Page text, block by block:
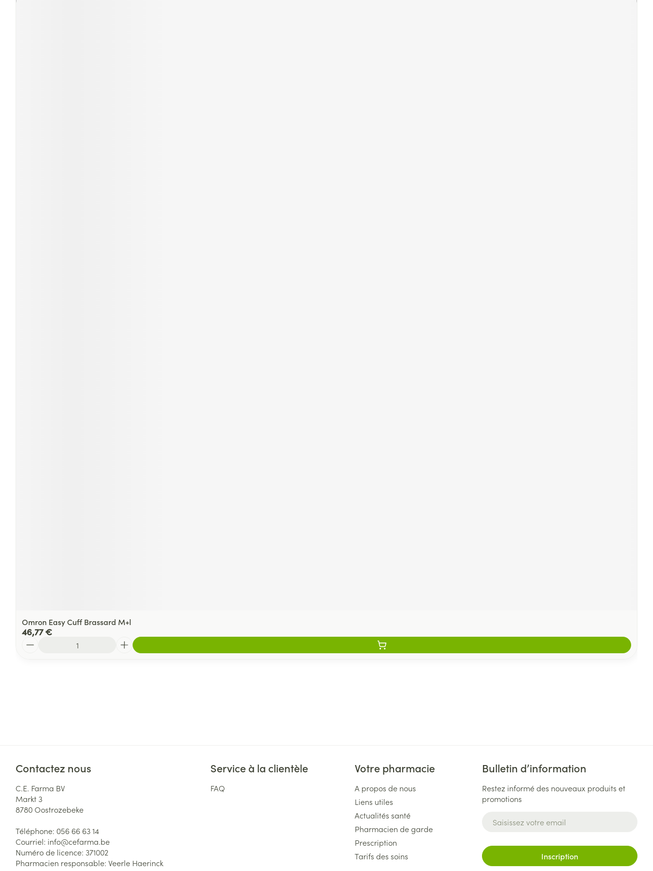
Omron Easy Cuff Brassard M+l
46,77 €
Contactez nous
C.E. Farma BV
Markt 3
8780Oostrozebeke
Téléphone: 056 66 63 14
Courriel: info@cefarma.be
Numéro de licence: 371002
Pharmacien responsable: Veerle Haerinck
Service à la clientèle
FAQ
Votre pharmacie
A propos de nous
Liens utiles
Actualités santé
Pharmacien de garde
Prescription
Tarifs des soins
Bulletin d’information
Restez informé des nouveaux produits et
promotions
Inscription